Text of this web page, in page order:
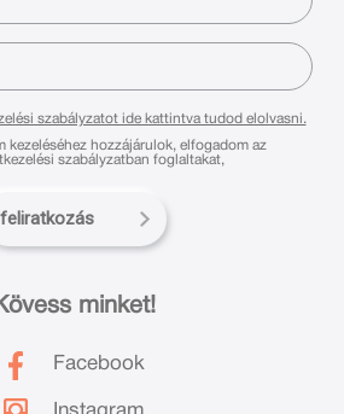
minket!
Facebook
szabályzatot ide kattintva tudod elolvasni.
kezeléséhez hozzájárulok, elfogadom az
adatvédelmi és adatkezelési szabályzatban foglaltakat,
feliratkozás